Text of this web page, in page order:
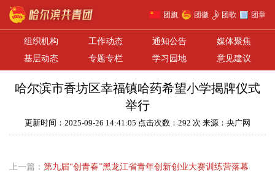
团旗 团徽 团歌 团章
组织机构 工作动态 通知公告
媒体聚焦
基层动态
专题专栏 学习园地 意见建议
哈尔滨市香坊区幸福镇哈药希望小学揭牌仪式
举行
更新时间：2025-09-26 14:41:05 点击次数：292 次 来源：央广网
上一篇： 第九届“创青春”黑龙江省青年创新创业大赛训练营落幕